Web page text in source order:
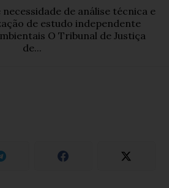
de análise técnica e
de estudo independente
O Tribunal de Justiça
de...